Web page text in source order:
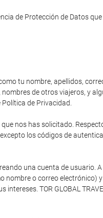
de Protección de Datos que
tu nombre, apellidos,
de otros viajeros, y
de Privacidad.
nos has solicitado.
los códigos de
una cuenta de usuario.
nombre o correo electrónico)
TOR GLOBAL